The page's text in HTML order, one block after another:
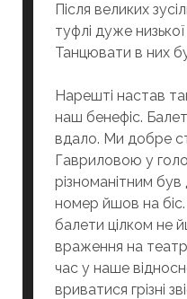
Після великих
туфлі дуже
Танцювати в них
Нарешті настав
наш бенефіс.
вдало. Ми добре
Гавриловою у
різноманітним
номер йшов на
балети цілком не
враження на
час у наше
вриватися грізні